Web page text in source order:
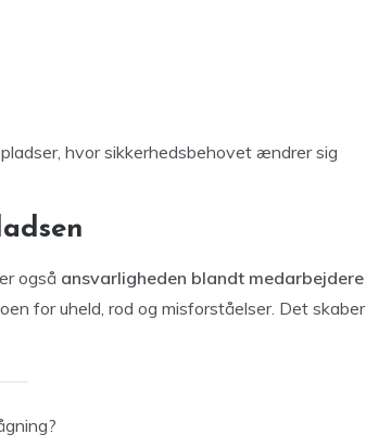
hvor sikkerhedsbehovet ændrer sig
også ansvarligheden blandt medarbejdere
for uheld, rod og misforståelser. Det skaber